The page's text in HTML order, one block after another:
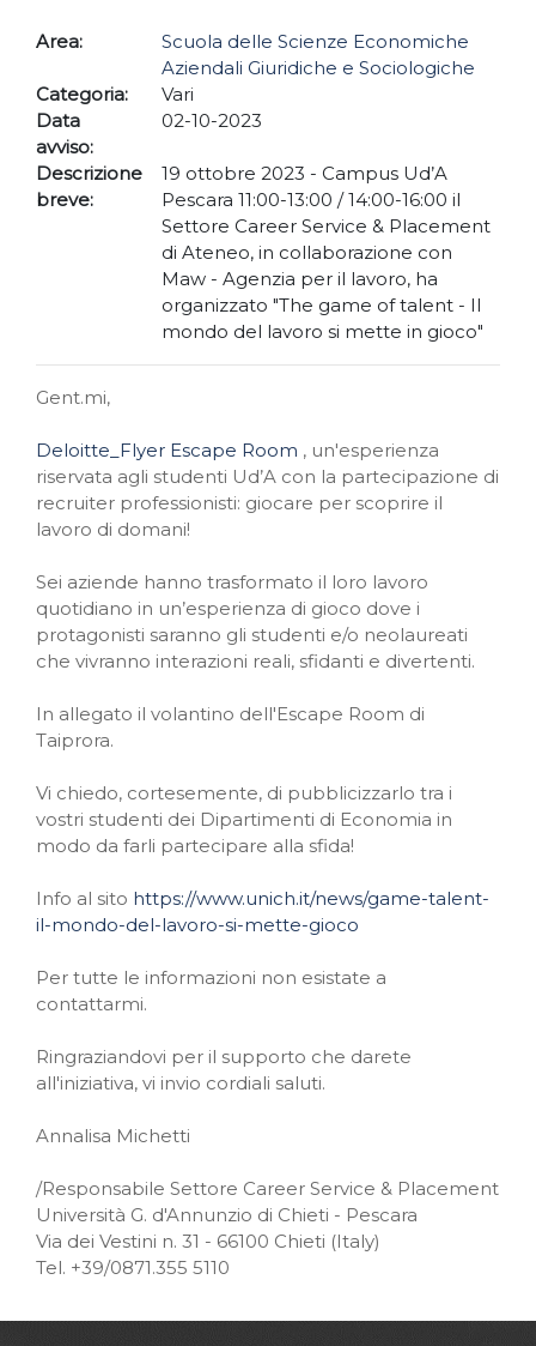
Area:
Scuola delle Scienze Economiche
Aziendali Giuridiche e Sociologiche
Categoria:
Vari
Data
avviso:
02-10-2023
Descrizione
breve:
19 ottobre 2023 - Campus Ud’A
Pescara 11:00-13:00 / 14:00-16:00 il
Settore Career Service & Placement
di Ateneo, in collaborazione con
Maw - Agenzia per il lavoro, ha
organizzato "The game of talent - Il
mondo del lavoro si mette in gioco"
Gent.mi,
Deloitte_Flyer Escape Room , un'esperienza
riservata agli studenti Ud’A con la partecipazione di
recruiter professionisti: giocare per scoprire il
lavoro di domani!
Sei aziende hanno trasformato il loro lavoro
quotidiano in un’esperienza di gioco dove i
protagonisti saranno gli studenti e/o neolaureati
che vivranno interazioni reali, sfidanti e divertenti.
In allegato il volantino dell'Escape Room di
Taiprora.
Vi chiedo, cortesemente, di pubblicizzarlo tra i
vostri studenti dei Dipartimenti di Economia in
modo da farli partecipare alla sfida!
Info al sito https://www.unich.it/news/game-talent-
il-mondo-del-lavoro-si-mette-gioco
Per tutte le informazioni non esistate a
contattarmi.
Ringraziandovi per il supporto che darete
all'iniziativa, vi invio cordiali saluti.
Annalisa Michetti
/Responsabile Settore Career Service & Placement
Università G. d'Annunzio di Chieti - Pescara
Via dei Vestini n. 31 - 66100 Chieti (Italy)
Tel. +39/0871.355 5110